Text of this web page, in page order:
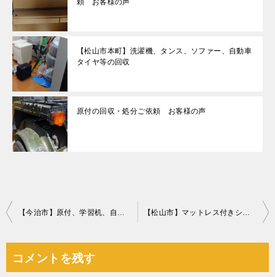
頼 お客様の声
【松山市本町】洗濯機、タンス、ソファー、自動車
タイヤ等の回収
原付の回収・処分ご依頼 お客様の声
投
ビ
【今治市】原付、学習机、自動車タイヤ、自転車、フェンス等の回収 【松山市】マットレス付きシングルベッドの回収・処分ご依頼
コメントを残す